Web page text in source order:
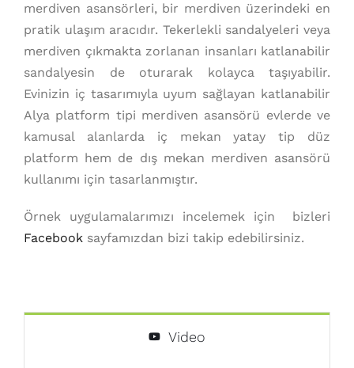
merdiven asansörleri, bir merdiven üzerindeki en
pratik ulaşım aracıdır. Tekerlekli sandalyeleri veya
merdiven çıkmakta zorlanan insanları katlanabilir
sandalyesin de oturarak kolayca taşıyabilir.
Evinizin iç tasarımıyla uyum sağlayan katlanabilir
Alya platform tipi merdiven asansörü evlerde ve
kamusal alanlarda iç mekan yatay tip düz
platform hem de dış mekan merdiven asansörü
kullanımı için tasarlanmıştır.
Örnek uygulamalarımızı incelemek için bizleri
Facebook sayfamızdan bizi takip edebilirsiniz.
Video